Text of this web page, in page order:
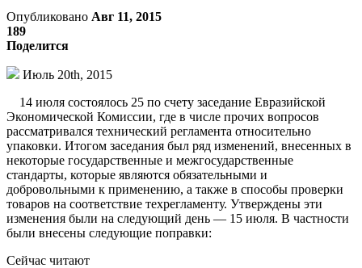
Опубликовано Авг 11, 2015
189
Поделится
Июль 20th, 2015
14 июля состоялось 25 по счету заседание Евразийской
Экономической Комиссии, где в числе прочих вопросов
рассматривался технический регламента относительно
упаковки. Итогом заседания был ряд изменений, внесенных в
некоторые государственные и межгосударственные
стандарты, которые являются обязательными и
добровольными к применению, а также в способы проверки
товаров на соответствие техрегламенту. Утверждены эти
изменения были на следующий день — 15 июля. В частности
были внесены следующие поправки:
Сейчас читают